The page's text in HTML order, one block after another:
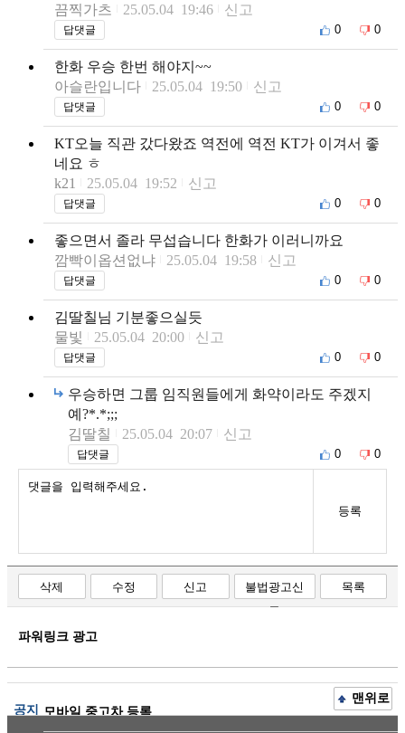
끔찍가츠
25.05.04 19:46 신고
답댓글 0 0
한화 우승 한번 해야지~~
아슬란입니다
25.05.04 19:50 신고
답댓글 0 0
KT오늘 직관 갔다왔죠 역전에 역전 KT가 이겨서 좋
네요 ㅎ
k21
25.05.04 19:52 신고
답댓글 0 0
좋으면서 졸라 무섭습니다 한화가 이러니까요
깜빡이옵션없냐
25.05.04 19:58 신고
답댓글 0 0
김딸칠님 기분좋으실듯
물빛
25.05.04 20:00 신고
답댓글 0 0
우승하면 그룹 임직원들에게 화약이라도 주겠지
예?*.*;;;
김딸칠
25.05.04 20:07 신고
답댓글 0 0
등록
삭제 수정 신고
불법광고신
고
목록
파워링크 광고
공지 모바일 중고차 등록
맨위로